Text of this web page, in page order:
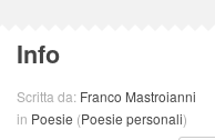
Info
Scritta da: Franco Mastroianni
in Poesie (Poesie personali)